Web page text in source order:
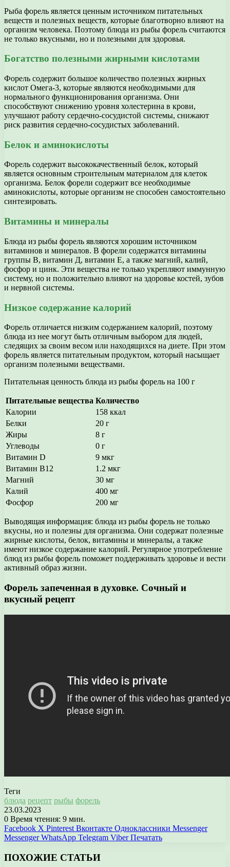
Рыба форель является ценным источником питательных
веществ и полезных веществ, которые благотворно влияют на
организм человека. Поэтому блюда из рыбы форель считаются
не только вкусными, но и полезными для здоровья.
Богатство полезными жирными кислотами
Форель содержит большое количество полезных жирных
кислот Омега-3, которые являются необходимыми для
нормального функционирования организма. Они
способствуют снижению уровня холестерина в крови,
улучшают работу сердечно-сосудистой системы, снижают
риск развития сердечно-сосудистых заболеваний.
Белок и аминокислоты
Форель содержит высококачественный белок, который
является основным строительным материалом для клеток
организма. Белок форели содержит все необходимые
аминокислоты, которые организм не способен самостоятельно
синтезировать.
Витамины и минералы
Блюда из рыбы форель являются хорошим источником
витаминов и минералов. В форели содержатся витамины
группы В, витамин Д, витамин Е, а также магний, калий,
фосфор и цинк. Эти вещества не только укрепляют иммунную
систему, но и положительно влияют на здоровье костей, зубов
и нервной системы.
Низкое содержание калорий
Форель отличается низким содержанием калорий, поэтому
блюда из нее могут быть отличным выбором для людей,
следящих за своим весом или находящихся на диете. При этом
форель является питательным продуктом, который насыщает
организм полезными веществами.
Питательная ценность блюда из рыбы форель на 100 г
Питательные вещества Количество
Калории
158 ккал
Белки
20 г
Жиры
8 г
Углеводы
0 г
Витамин D
9 мкг
Витамин В12
1.2 мкг
Магний
30 мг
Калий
400 мг
Фосфор
200 мг
Выводящая информация: блюда из рыбы форель не только
вкусны, но и полезны для организма. Они содержат полезные
жирные кислоты, белок, витамины и минералы, а также
имеют низкое содержание калорий. Регулярное употребление
блюд из рыбы форель поможет поддерживать здоровье и вести
активный образ жизни.
Форель запеченная в духовке. Сочный и
вкусный рецепт
Теги
блюда рецепт рыбы форель
23.03.2023
0 Время чтения: 9 мин.
Facebook X Pinterest Вконтакте Одноклассники Messenger
Messenger WhatsApp Telegram Viber Печатать
ПОХОЖИЕ СТАТЬИ